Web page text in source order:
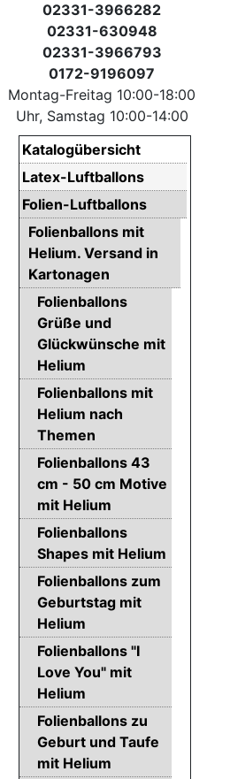
02331-3966282
02331-630948
02331-3966793
0172-9196097
Montag-Freitag 10:00-18:00
Uhr, Samstag 10:00-14:00
Katalogübersicht
Latex-Luftballons
Folien-Luftballons
Folienballons mit
Helium. Versand in
Kartonagen
Folienballons
Grüße und
Glückwünsche mit
Helium
Folienballons mit
Helium nach
Themen
Folienballons 43
cm - 50 cm Motive
mit Helium
Folienballons
Shapes mit Helium
Folienballons zum
Geburtstag mit
Helium
Folienballons "I
Love You" mit
Helium
Folienballons zu
Geburt und Taufe
mit Helium